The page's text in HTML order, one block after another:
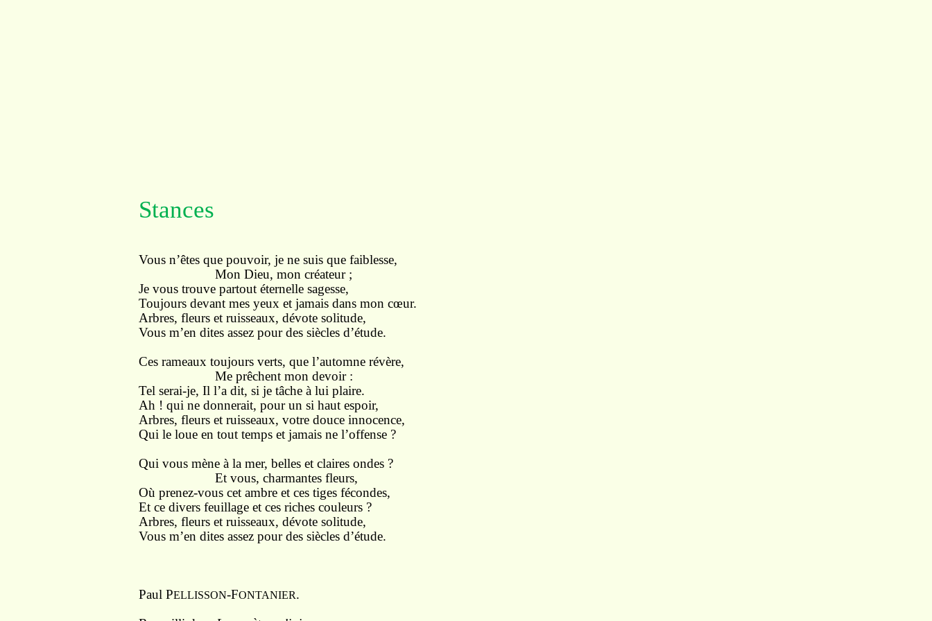
Stances
Vous n’êtes que pouvoir, je ne suis que faiblesse,
Mon Dieu, mon créateur ;
Je vous trouve partout éternelle sagesse,
Toujours devant mes yeux et jamais dans mon cœur.
Arbres, fleurs et ruisseaux, dévote solitude,
Vous m’en dites assez pour des siècles d’étude.
Ces rameaux toujours verts, que l’automne révère,
Me prêchent mon devoir :
Tel serai-je, Il l’a dit, si je tâche à lui plaire.
Ah ! qui ne donnerait, pour un si haut espoir,
Arbres, fleurs et ruisseaux, votre douce innocence,
Qui le loue en tout temps et jamais ne l’offense ?
Qui vous mène à la mer, belles et claires ondes ?
Et vous, charmantes fleurs,
Où prenez-vous cet ambre et ces tiges fécondes,
Et ce divers feuillage et ces riches couleurs ?
Arbres, fleurs et ruisseaux, dévote solitude,
Vous m’en dites assez pour des siècles d’étude.
Paul PELLISSON-FONTANIER.